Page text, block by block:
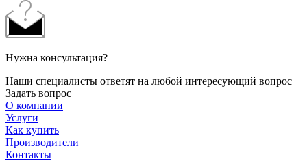
Нужна консультация?
Наши специалисты ответят на любой интересующий вопрос
Задать вопрос
О компании
Услуги
Как купить
Производители
Контакты